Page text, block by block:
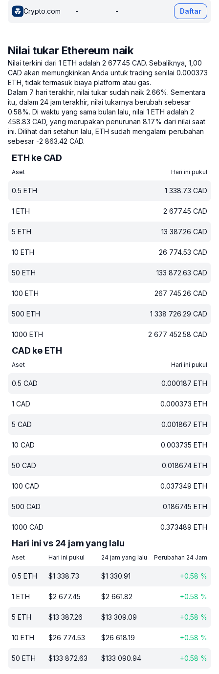
Crypto.com - - Daftar
Nilai tukar Ethereum naik
Nilai terkini dari 1 ETH adalah 2 677.45 CAD. Sebaliknya, 1,00
CAD akan memungkinkan Anda untuk trading senilai 0.000373
ETH, tidak termasuk biaya platform atau gas.
Dalam 7 hari terakhir, nilai tukar sudah naik 2.66%. Sementara
itu, dalam 24 jam terakhir, nilai tukarnya berubah sebesar
0.58%. Di waktu yang sama bulan lalu, nilai 1 ETH adalah 2
458.83 CAD, yang merupakan penurunan 8.17% dari nilai saat
ini. Dilihat dari setahun lalu, ETH sudah mengalami perubahan
sebesar -2 863.42 CAD.
ETH ke CAD
Aset Hari ini pukul
0.5 ETH 1 338.73 CAD
1 ETH 2 677.45 CAD
5 ETH 13 387.26 CAD
10 ETH 26 774.53 CAD
50 ETH 133 872.63 CAD
100 ETH 267 745.26 CAD
500 ETH 1 338 726.29 CAD
1000 ETH 2 677 452.58 CAD
CAD ke ETH
Aset Hari ini pukul
0.5 CAD 0.000187 ETH
1 CAD 0.000373 ETH
5 CAD 0.001867 ETH
10 CAD 0.003735 ETH
50 CAD 0.018674 ETH
100 CAD 0.037349 ETH
500 CAD 0.186745 ETH
1000 CAD 0.373489 ETH
Hari ini vs 24 jam yang lalu
Aset Hari ini pukul 24 jam yang lalu Perubahan 24 Jam
0.5 ETH $1 338.73 $1 330.91 +0.58 %
1 ETH $2 677.45 $2 661.82 +0.58 %
5 ETH $13 387.26 $13 309.09 +0.58 %
10 ETH $26 774.53 $26 618.19 +0.58 %
50 ETH $133 872.63 $133 090.94 +0.58 %